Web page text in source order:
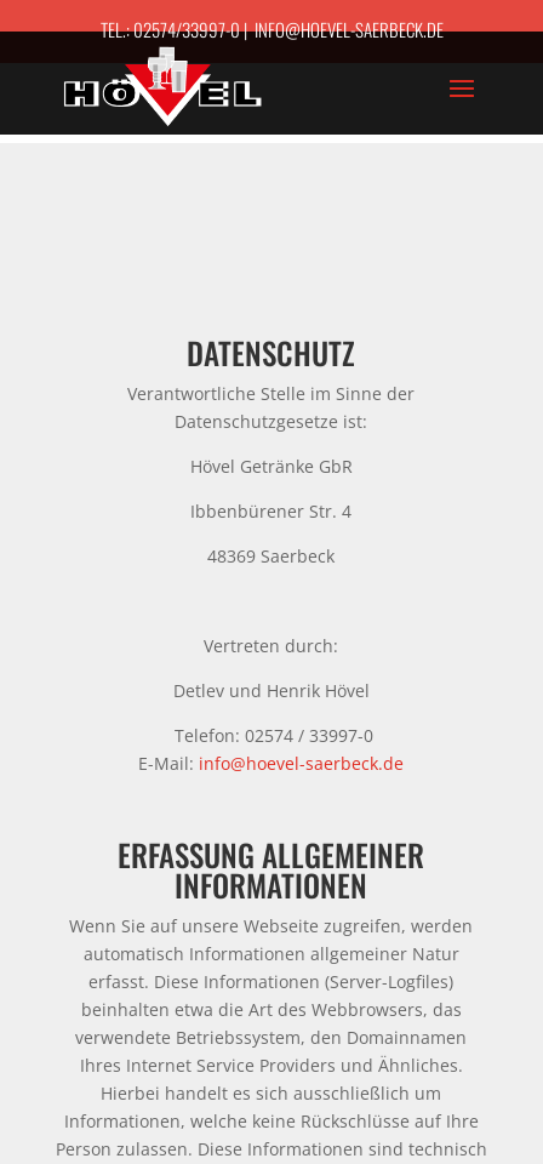
TEL.: 02574/33997-0 | INFO@HOEVEL-SAERBECK.DE
DATENSCHUTZ
Verantwortliche Stelle im Sinne der
Datenschutzgesetze ist:
Hövel Getränke GbR
Ibbenbürener Str. 4
48369 Saerbeck
Vertreten durch:
Detlev und Henrik Hövel
Telefon: 02574 / 33997-0
E-Mail: info@hoevel-saerbeck.de
ERFASSUNG ALLGEMEINER
INFORMATIONEN
Wenn Sie auf unsere Webseite zugreifen, werden
automatisch Informationen allgemeiner Natur
erfasst. Diese Informationen (Server-Logfiles)
beinhalten etwa die Art des Webbrowsers, das
verwendete Betriebssystem, den Domainnamen
Ihres Internet Service Providers und Ähnliches.
Hierbei handelt es sich ausschließlich um
Informationen, welche keine Rückschlüsse auf Ihre
Person zulassen. Diese Informationen sind technisch